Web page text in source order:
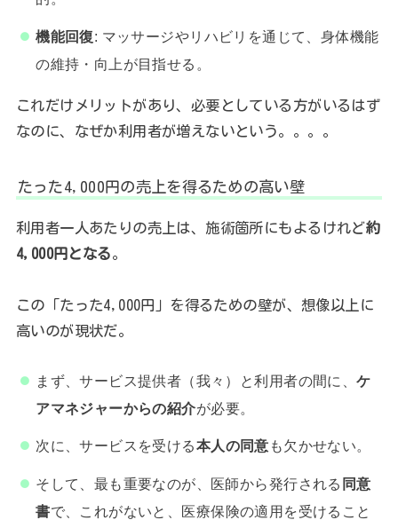
機能回復: マッサージやリハビリを通じて、身体機能
の維持・向上が目指せる。
これだけメリットがあり、必要としている方がいるはず
なのに、なぜか利用者が増えないという。。。。
たった4,000円の売上を得るための高い壁
利用者一人あたりの売上は、施術箇所にもよるけれど約
4,000円となる。
この「たった4,000円」を得るための壁が、想像以上に
高いのが現状だ。
まず、サービス提供者（我々）と利用者の間に、ケ
アマネジャーからの紹介が必要。
次に、サービスを受ける本人の同意 も欠かせない。
そして、最も重要なのが、医師から発行される 同意
書で、これがないと、医療保険の適用を受けること